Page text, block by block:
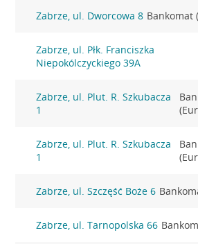
Zabrze, ul. Dworcowa 8 Bankomat
Zabrze, ul. Płk. Franciszka
Niepokólczyckiego 39A
Zabrze, ul. Plut. R. Szkubacza
1
Zabrze, ul. Plut. R. Szkubacza
1
Zabrze, ul. Szczęść Boże 6
Zabrze, ul. Tarnopolska 66